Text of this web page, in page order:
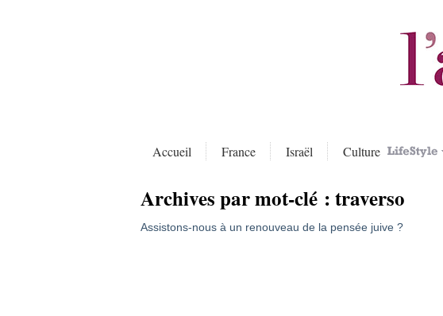
Accueil France Israël Culture
Archives par mot-clé :traverso
Assistons-nous à un renouveau de la pensée juive ?